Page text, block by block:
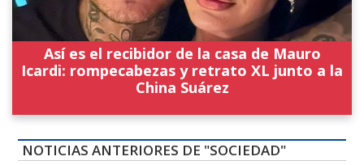
Así es el recibidor de la casa de Mauro
Icardi: rompecabezas y retrato XL junto a la
China Suárez
NOTICIAS ANTERIORES DE "SOCIEDAD"